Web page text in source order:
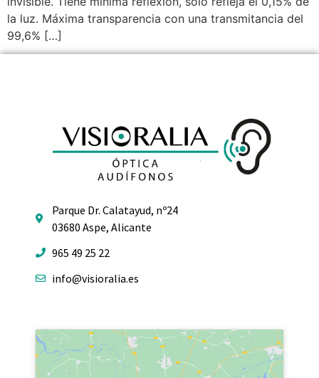
la luz. Máxima transparencia con una transmitancia del
99,6% […]
Parque Dr. Calatayud, nº24
03680 Aspe, Alicante
965 49 25 22
info@visioralia.es